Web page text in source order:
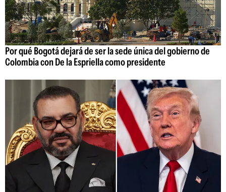
Por qué Bogotá dejará de ser la sede única del gobierno de
Colombia con De la Espriella como presidente